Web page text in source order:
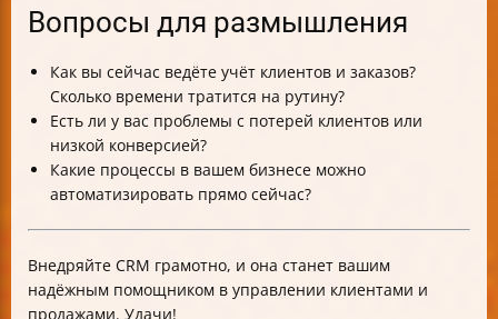
Вопросы для размышления
Как вы сейчас ведёте учёт клиентов и заказов?
Сколько времени тратится на рутину?
Есть ли у вас проблемы с потерей клиентов или
низкой конверсией?
Какие процессы в вашем бизнесе можно
автоматизировать прямо сейчас?
Внедряйте CRM грамотно, и она станет вашим
надёжным помощником в управлении клиентами и
продажами. Удачи!